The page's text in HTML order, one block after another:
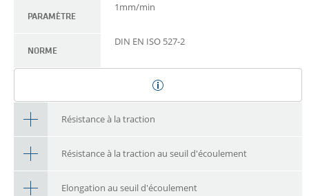
PARAMÈTRE
1mm/min
NORME
DIN EN ISO 527-2
Résistance à la traction
Résistance à la traction au seuil d'écoulement
Elongation au seuil d'écoulement